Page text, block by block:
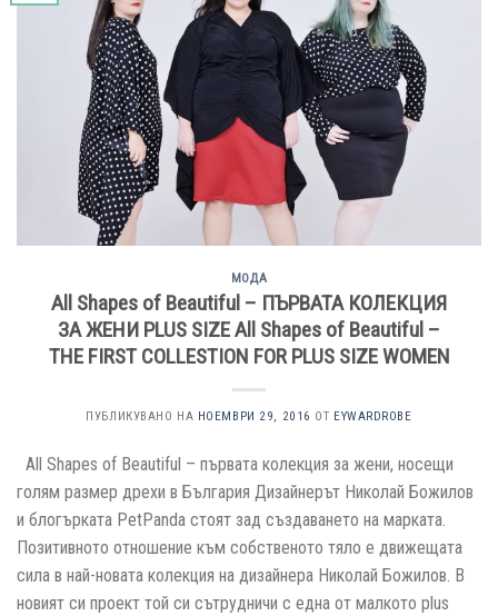
МОДА
All Shapes of Beautiful – ПЪРВАТА КОЛЕКЦИЯ
ЗА ЖЕНИ PLUS SIZE All Shapes of Beautiful –
THE FIRST COLLESTION FOR PLUS SIZE WOMEN
ПУБЛИКУВАНО НА НОЕМВРИ 29, 2016 ОТ EYWARDROBE
All Shapes of Beautiful – първата колекция за жени, носещи
голям размер дрехи в България Дизайнерът Николай Божилов
и блогърката PetPanda стоят зад създаването на марката.
Позитивното отношение към собственото тяло e движещата
сила в най-новата колекция на дизайнера Николай Божилов. В
новият си проект той си сътрудничи с една от малкото plus